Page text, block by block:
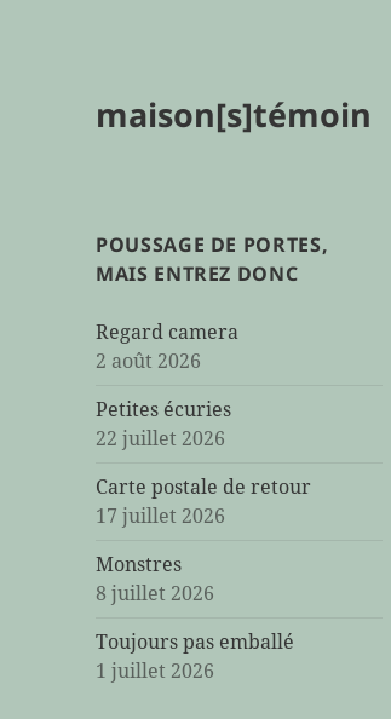
maison[s]témoin
POUSSAGE DE PORTES,
MAIS ENTREZ DONC
Regard camera
2 août 2026
Petites écuries
22 juillet 2026
Carte postale de retour
17 juillet 2026
Monstres
8 juillet 2026
Toujours pas emballé
1 juillet 2026